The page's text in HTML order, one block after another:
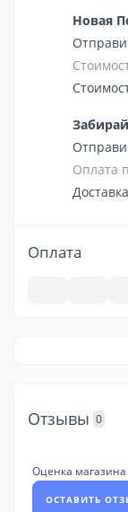
Новая
Оплата
Оплата
Отзывы 0
Оценка магазина
ОСТАВИТЬ